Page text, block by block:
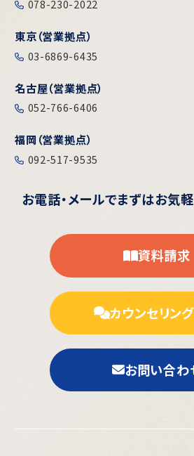
078-230-2022
東京（営業拠点）
03-6869-6435
名古屋（営業拠点）
052-766-6406
福岡（営業拠点）
092-517-9535
お電話・メールでまずはお気
資料請求
カウンセリン
お問い合わ